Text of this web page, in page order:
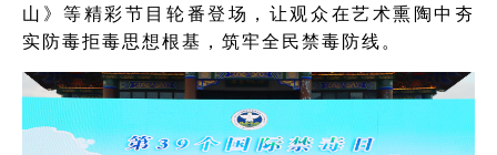
山》等精彩节目轮番登场，让观众在艺术熏陶中夯
实防毒拒毒思想根基，筑牢全民禁毒防线。